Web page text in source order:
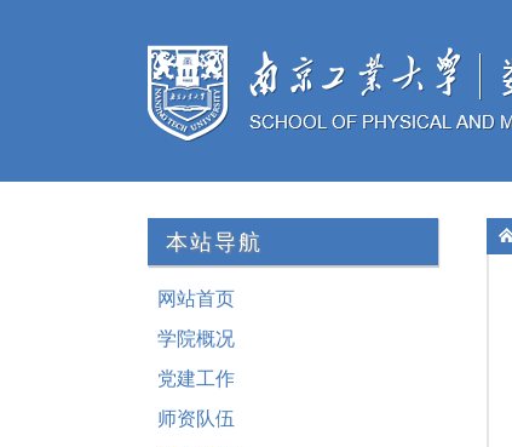
本站导航
网站首页
学院概况
党建工作
师资队伍